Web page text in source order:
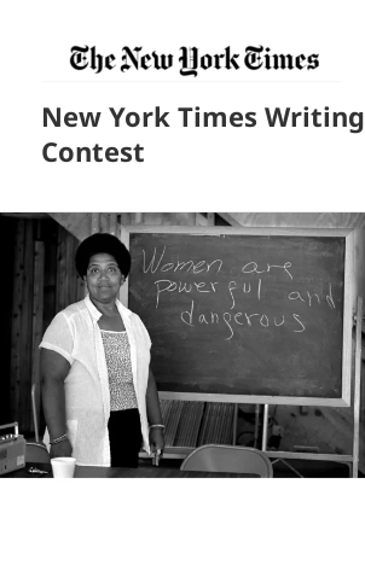
New York Times Writing
Contest